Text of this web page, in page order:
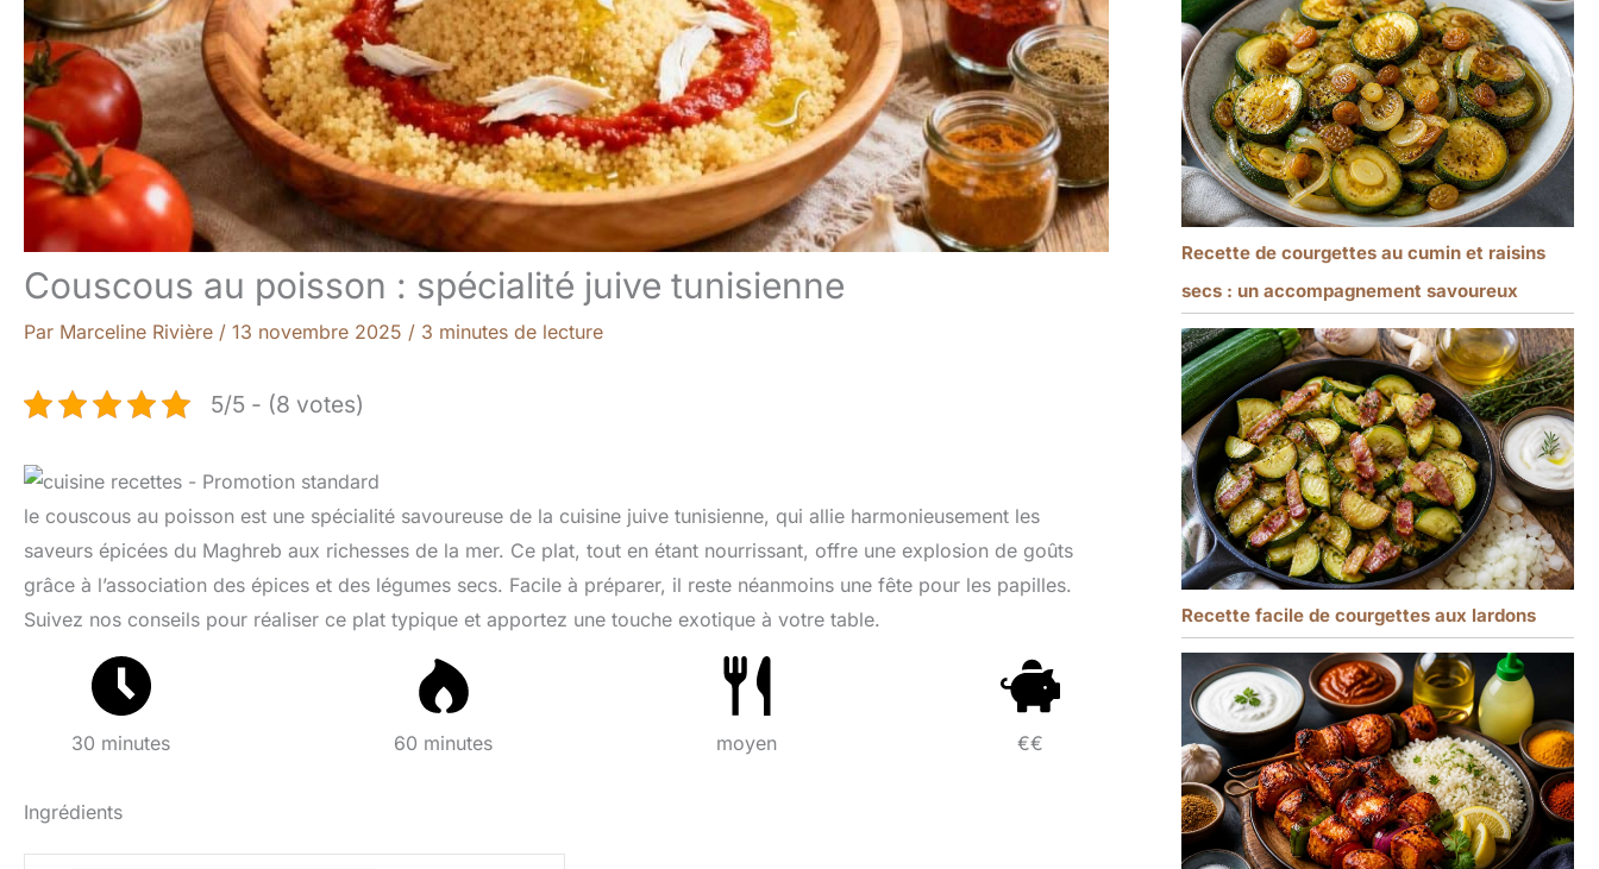
Couscous au poisson : spécialité juive tunisienne
Par Marceline Rivière / 13 novembre 2025 / 3 minutes de lecture
5/5 - (8 votes)
le couscous au poisson est une spécialité savoureuse de la cuisine juive tunisienne, qui allie harmonieusement les
saveurs épicées du Maghreb aux richesses de la mer. Ce plat, tout en étant nourrissant, offre une explosion de goûts
grâce à l’association des épices et des légumes secs. Facile à préparer, il reste néanmoins une fête pour les papilles.
Suivez nos conseils pour réaliser ce plat typique et apportez une touche exotique à votre table.
30 minutes 60 minutes moyen €€
Ingrédients
Recette de courgettes au cumin et raisins
secs : un accompagnement savoureux
Recette facile de courgettes aux lardons